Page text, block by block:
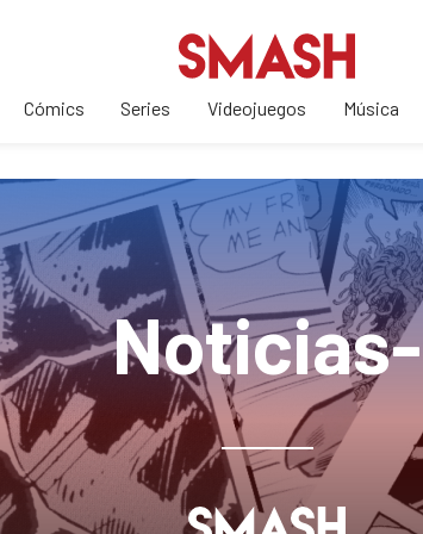
Cómics Series Videojuegos Música
Noticias-